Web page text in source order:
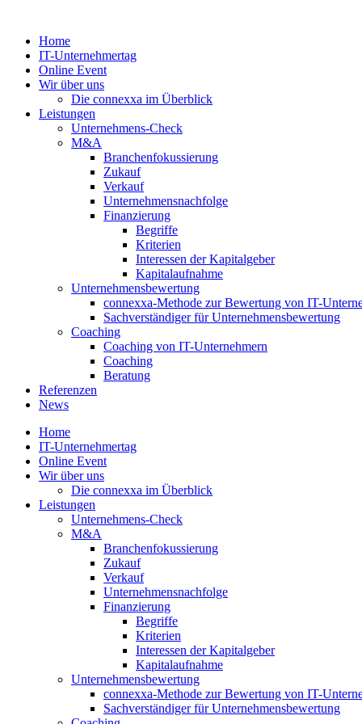
springenHome
IT-Unternehmertag
Online Event
Wir über uns
Die connexxa im Überblick
Leistungen
Unternehmens-Check
M&A
Branchenfokussierung
Zukauf
Verkauf
Unternehmensnachfolge
Finanzierung
Begriffe
Kriterien
Interessen der Kapitalgeber
Kapitalaufnahme
Unternehmensbewertung
connexxa-Methode zur Bewertung von IT-
Sachverständiger für Unternehmensbewertung
Coaching
Coaching von IT-Unternehmern
Coaching
Beratung
Referenzen
News
Home
IT-Unternehmertag
Online Event
Wir über uns
Die connexxa im Überblick
Leistungen
Unternehmens-Check
M&A
Branchenfokussierung
Zukauf
Verkauf
Unternehmensnachfolge
Finanzierung
Begriffe
Kriterien
Interessen der Kapitalgeber
Kapitalaufnahme
Unternehmensbewertung
connexxa-Methode zur Bewertung von IT-
Sachverständiger für Unternehmensbewertung